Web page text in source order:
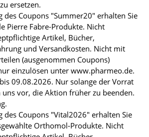
ersetzen.
des Coupons "Summer20" erhalten Sie
Pierre Fabre-Produkte. Nicht
Artikel, Bücher,
und Versandkosten. Nicht mit
(ausgenommen Coupons)
einzulösen unter www.pharmeo.de.
09.08.2026. Nur solange der Vorrat
vor, die Aktion früher zu beenden.
des Coupons "Vital2026" erhalten Sie
Orthomol-Produkte. Nicht